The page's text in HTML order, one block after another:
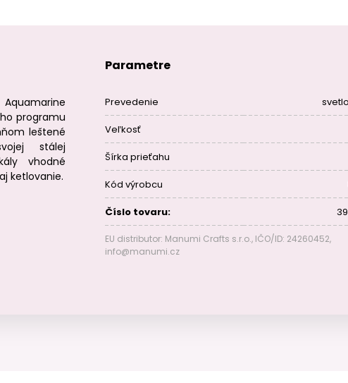
programu
leštené
stálej
vhodné
ketlovanie.
Parametre
Prevedenie
Veľkosť
Šírka prieťahu
Kód výrobcu
Číslo tovaru:
EU distributor: Manumi Crafts s.r.o., IČO/ID: 24260452,
info@manumi.cz